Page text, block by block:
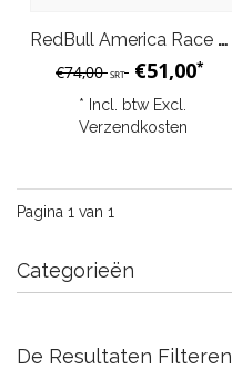
RedBull America Race Team T-Shirt Heren Night Sky Blauw 2024
€74,00SRT €51,00*
* Incl. btw Excl.
Verzendkosten
Pagina 1 van 1
Categorieën
De Resultaten Filteren